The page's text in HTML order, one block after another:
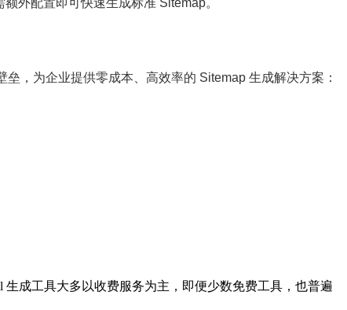
，为企业提供零成本、高效率的 Sitemap 生成解决方案：
生成工具大多以收费服务为主，即便少数免费工具，也普遍